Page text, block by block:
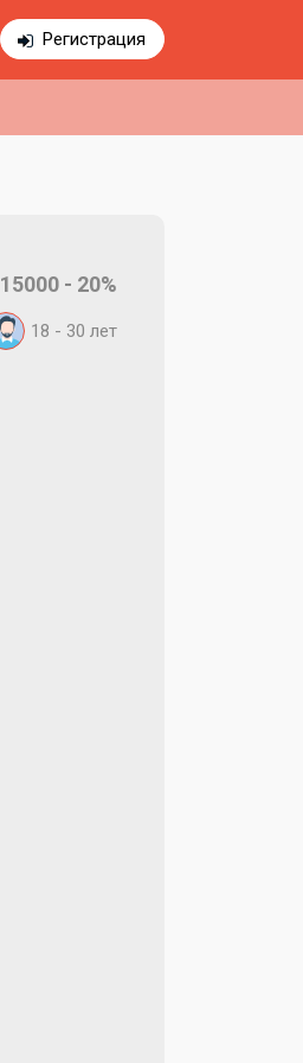
Регистрация
15000 - 20%
18 - 30 лет